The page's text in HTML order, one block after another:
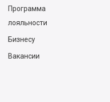
Программа
лояльности
Бизнесу
Вакансии